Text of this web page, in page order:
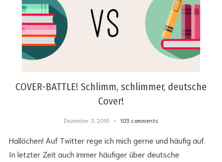
COVER-BATTLE! Schlimm, schlimmer, deutsche
Cover!
Dezember 3, 2016 103 comments
Hallöchen! Auf Twitter rege ich mich gerne und häufig auf.
In letzter Zeit auch immer häufiger über deutsche